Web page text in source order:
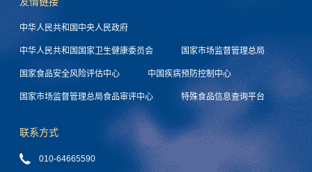
中华人民共和国中央人民政府
中华人民共和国国家卫生健康委员会 国家市场监督管理总局
国家食品安全风险评估中心 中国疾病预防控制中心
国家市场监督管理总局食品审评中心 特殊食品信息查询平台
联系方式
010-64665590